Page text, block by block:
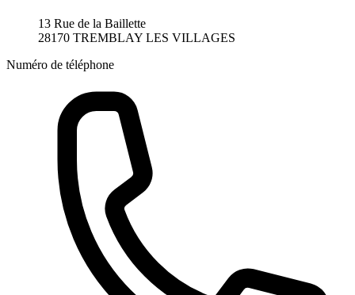
13 Rue de la Baillette
28170 TREMBLAY LES VILLAGES
Numéro de téléphone